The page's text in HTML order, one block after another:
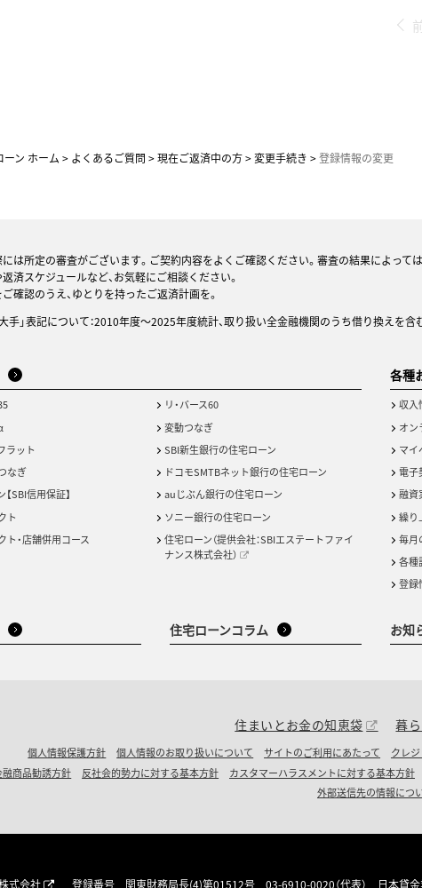
ーン ホーム よくあるご質問 現在ご返済中の方 変更手続き 登録情報の変更
は所定の審査がございます。ご契約内容をよくご確認ください。審査の結果によって
済スケジュールなど、お気軽にご相談ください。
確認のうえ、ゆとりを持ったご返済計画を。
手」表記について：2010年度～2025年度統計、取り扱い全金融機関のうち借り換えを含
ラット
なぎ
SBI信用保証】
ト
ト・店舗併用コース
リ・バース60
変動つなぎ
SBI新生銀行の住宅ローン
ドコモSMTBネット銀行の住宅ローン
auじぶん銀行の住宅ローン
ソニー銀行の住宅ローン
住宅ローン（提供会社：SBIエステートファイ
ナンス株式会社）
各種
収入
オン
マイ
電子
融資
繰り
毎月
各種
登録
住宅ローンコラム お知
住まいとお金の知恵袋 暮
個人情報保護方針 個人情報のお取り扱いについて サイトのご利用にあたって クレ
融商品勧誘方針
反社会的勢力に対する基本方針 カスタマーハラスメントに対する基本方針
外部送信先の情報につ
式会社 登録番号 関東財務局長(4)第01512号 03-6910-0020（代表） 日本貸